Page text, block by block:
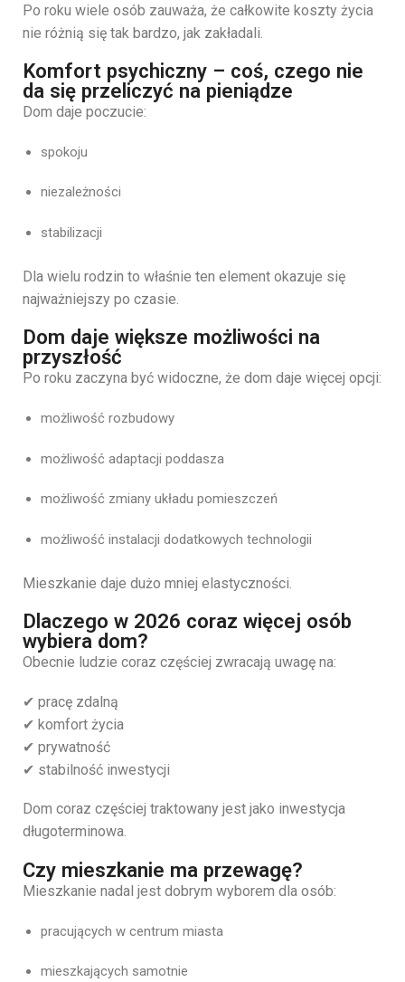
Po roku wiele osób zauważa, że całkowite koszty życia
nie różnią się tak bardzo, jak zakładali.
Komfort psychiczny – coś, czego nie
da się przeliczyć na pieniądze
Dom daje poczucie:
spokoju
niezależności
stabilizacji
Dla wielu rodzin to właśnie ten element okazuje się
najważniejszy po czasie.
Dom daje większe możliwości na
przyszłość
Po roku zaczyna być widoczne, że dom daje więcej opcji:
możliwość rozbudowy
możliwość adaptacji poddasza
możliwość zmiany układu pomieszczeń
możliwość instalacji dodatkowych technologii
Mieszkanie daje dużo mniej elastyczności.
Dlaczego w 2026 coraz więcej osób
wybiera dom?
Obecnie ludzie coraz częściej zwracają uwagę na:
✔ pracę zdalną
✔ komfort życia
✔ prywatność
✔ stabilność inwestycji
Dom coraz częściej traktowany jest jako inwestycja
długoterminowa.
Czy mieszkanie ma przewagę?
Mieszkanie nadal jest dobrym wyborem dla osób:
pracujących w centrum miasta
mieszkających samotnie